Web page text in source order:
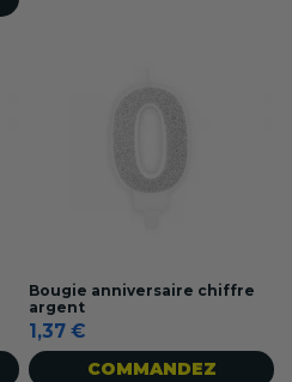
Bougie anniversaire chiffre
argent
1,37 €
COMMANDEZ